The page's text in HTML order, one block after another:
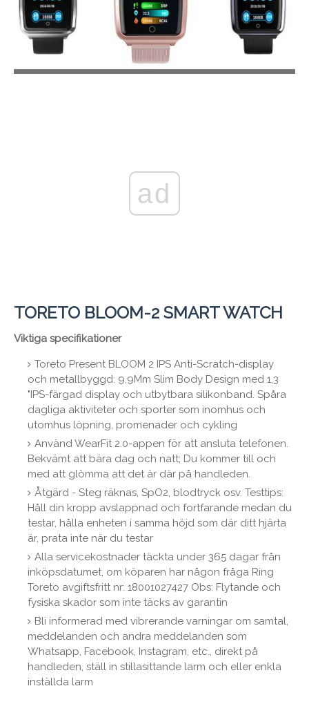
ad
TORETO BLOOM-2 SMART WATCH
Viktiga specifikationer
Toreto Present BLOOM 2 IPS Anti-Scratch-display
och metallbyggd: 9,9Mm Slim Body Design med 1,3
"IPS-färgad display och utbytbara silikonband. Spåra
dagliga aktiviteter och sporter som inomhus och
utomhus löpning, promenader och cykling
Använd WearFit 2.0-appen för att ansluta telefonen.
Bekvämt att bära dag och natt; Du kommer till och
med att glömma att det är där på handleden.
Åtgärd - Steg räknas, SpO2, blodtryck osv. Testtips:
Håll din kropp avslappnad och fortfarande medan du
testar, hålla enheten i samma höjd som där ditt hjärta
är, prata inte när du testar
Alla servicekostnader täckta under 365 dagar från
inköpsdatumet, om köparen har någon fråga Ring
Toreto avgiftsfritt nr: 18001027427 Obs: Flytande och
fysiska skador som inte täcks av garantin
Bli informerad med vibrerande varningar om samtal,
meddelanden och andra meddelanden som
Whatsapp, Facebook, Instagram, etc., direkt på
handleden, ställ in stillasittande larm och eller enkla
inställda larm